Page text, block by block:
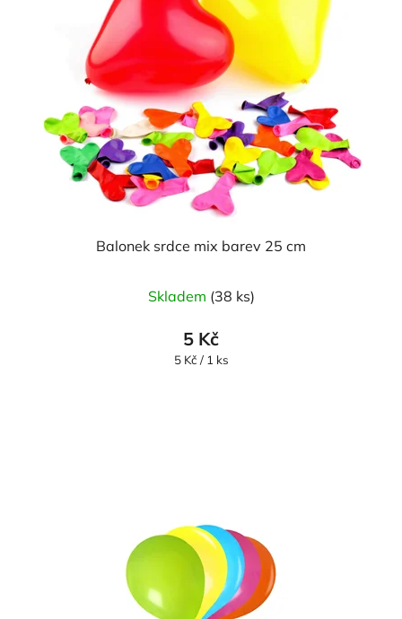
Balonek srdce mix barev 25 cm
hodnocení
produktu
je
Skladem (38 ks)
5 Kč
Měrná
5 Kč / 1 ks